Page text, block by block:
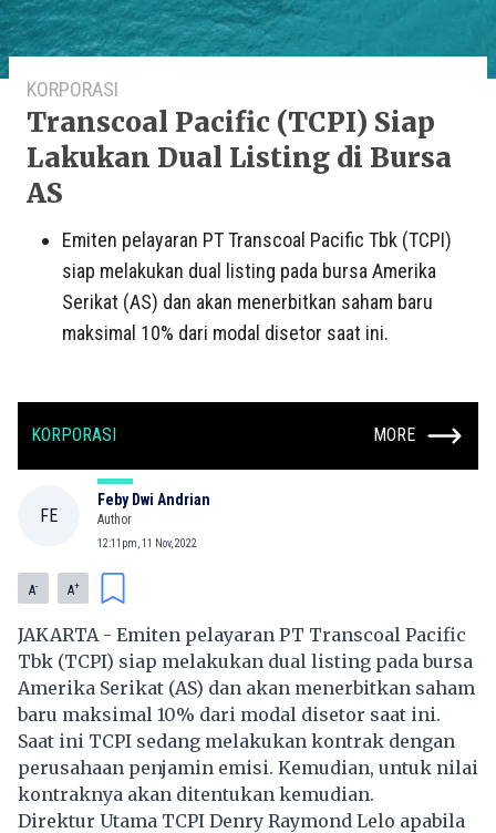
KORPORASI
Transcoal Pacific (TCPI) Siap
Lakukan Dual Listing di Bursa
AS
Emiten pelayaran PT Transcoal Pacific Tbk (TCPI)
siap melakukan dual listing pada bursa Amerika
Serikat (AS) dan akan menerbitkan saham baru
maksimal 10% dari modal disetor saat ini.
KORPORASI MORE
FE
Feby Dwi Andrian
Author
12:11pm, 11 Nov, 2022
A- A+
JAKARTA - Emiten pelayaran PT Transcoal Pacific
Tbk (TCPI) siap melakukan dual listing pada bursa
Amerika Serikat (AS) dan akan menerbitkan saham
baru maksimal 10% dari modal disetor saat ini.
Saat ini TCPI sedang melakukan kontrak dengan
perusahaan penjamin emisi. Kemudian, untuk nilai
kontraknya akan ditentukan kemudian.
Direktur Utama TCPI Denry Raymond Lelo apabila